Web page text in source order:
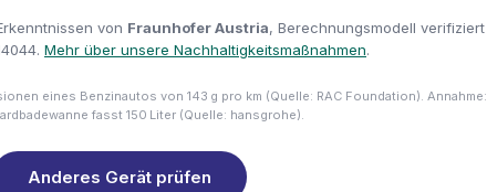
von Fraunhofer Austria, Berechnungsmodell verifiziert
Mehr über unsere Nachhaltigkeitsmaßnahmen.
eines Benzinautos von 143 g pro km (Quelle: RAC Foundation). Annahme:
fasst 150 Liter (Quelle: hansgrohe).
Anderes Gerät prüfen